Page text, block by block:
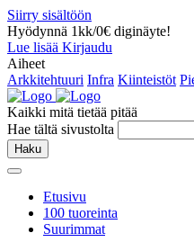
Siirry sisältöön
Hyödynnä 1kk/0€ diginäyte!
Lue lisää Kirjaudu
Aiheet
Arkkitehtuuri Infra Kiinteistöt
Kaikki mitä tietää pitää
Hae tältä sivustolta
Haku
Etusivu
100 tuoreinta
Suurimmat